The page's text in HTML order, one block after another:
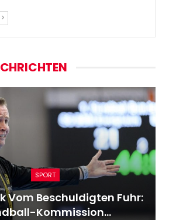
SPORT
Vom Beschuldigten Fuhr:
Kommission…